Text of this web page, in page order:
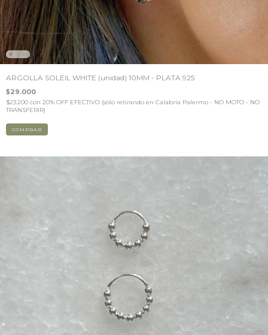
ARGOLLA SOLEIL WHITE (unidad) 10MM - PLATA 925
$29.000
$23.200 con 20% OFF EFECTIVO (sólo retirando en Calabria Palermo - NO MOTO - NO
TRANSFERIR)
COMPRAR